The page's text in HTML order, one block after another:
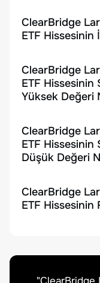
ClearBridge
ETF Hissesinin
ClearBridge
ETF Hissesinin
Yüksek Değeri
ClearBridge
ETF Hissesinin
Düşük Değeri
ClearBridge
ETF Hissesinin